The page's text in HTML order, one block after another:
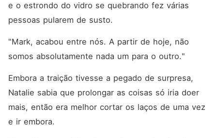
e o estrondo do vidro se quebrando fez várias
pessoas pularem de susto.
"Mark, acabou entre nós. A partir de hoje, não
somos absolutamente nada um para o outro."
Embora a traição tivesse a pegado de surpresa,
Natalie sabia que prolongar as coisas só iria doer
mais, então era melhor cortar os laços de uma vez
e ir embora.